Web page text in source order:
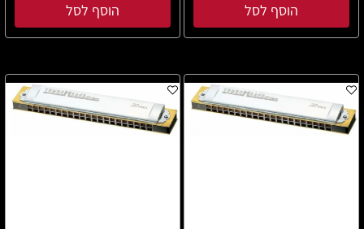
הוסף לסל הוסף לסל